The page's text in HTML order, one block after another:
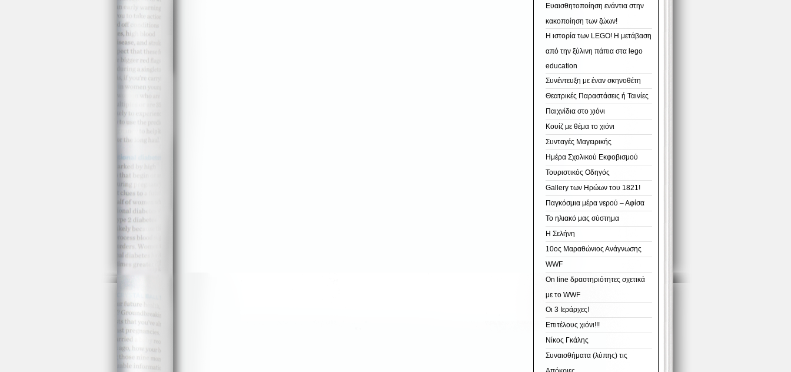
Ευαισθητοποίηση ενάντια στην
κακοποίηση των ζώων!
Η ιστορία των LEGO! H μετάβαση
από την ξύλινη πάπια στα lego
education
Συνέντευξη με έναν σκηνοθέτη
Θεατρικές Παραστάσεις ή Ταινίες
Παιχνίδια στο χιόνι
Κουίζ με θέμα το χιόνι
Συνταγές Μαγειρικής
Ημέρα Σχολικού Εκφοβισμού
Τουριστικός Οδηγός
Gallery των Ηρώων του 1821!
Παγκόσμια μέρα νερού – Αφίσα
Το ηλιακό μας σύστημα
Η Σελήνη
10ος Μαραθώνιος Ανάγνωσης
WWF
On line δραστηριότητες σχετικά
με το WWF
Οι 3 Ιεράρχες!
Επιτέλους χιόνι!!!
Νίκος Γκάλης
Συναισθήματα (λύπης) τις
Απόκριες